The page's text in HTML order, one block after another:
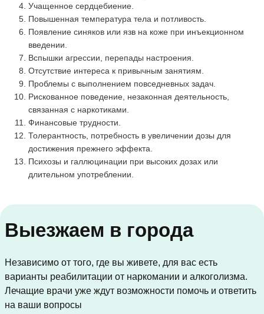
Учащенное сердцебиение.
Повышенная температура тела и потливость.
Появление синяков или язв на коже при инъекционном
введении.
Вспышки агрессии, перепады настроения.
Отсутствие интереса к привычным занятиям.
Проблемы с выполнением повседневных задач.
Рискованное поведение, незаконная деятельность,
связанная с наркотиками.
Финансовые трудности.
Толерантность, потребность в увеличении дозы для
достижения прежнего эффекта.
Психозы и галлюцинации при высоких дозах или
длительном употреблении.
Выезжаем в города
Независимо от того, где вы живете, для вас есть
варианты реабилитации от наркомании и алкоголизма.
Лечащие врачи уже ждут возможности помочь и ответить
на ваши вопросы